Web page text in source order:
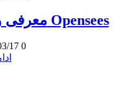
معرفی و قابلیت های نرم افزار Opensees
17 0